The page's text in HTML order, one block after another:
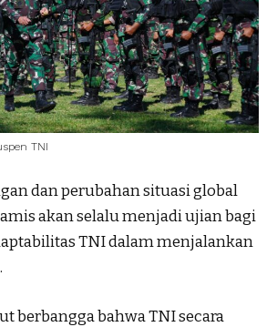
TNI
dan perubahan situasi global
akan selalu menjadi ujian bagi
TNI dalam menjalankan
berbangga bahwa TNI secara